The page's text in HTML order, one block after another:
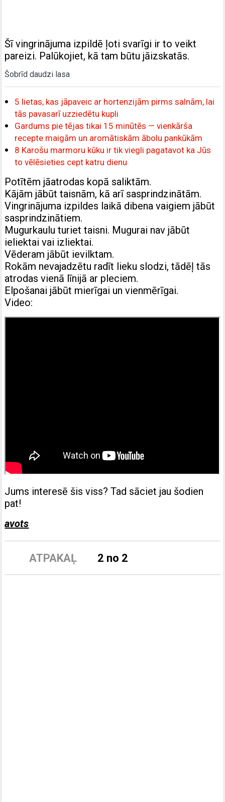
Šī vingrinājuma izpildē ļoti svarīgi ir to veikt
pareizi. Palūkojiet, kā tam būtu jāizskatās.
Šobrīd daudzi lasa
5 lietas, kas jāpaveic ar hortenzijām pirms salnām, lai
tās pavasarī uzziedētu kupli
Gardums pie tējas tikai 15 minūtēs — vienkārša
recepte maigām un aromātiskām ābolu pankūkām
8 Karošu marmoru kūku ir tik viegli pagatavot ka Jūs
to vēlēsieties cept katru dienu
Potītēm jāatrodas kopā saliktām.
Kājām jābūt taisnām, kā arī sasprindzinātām.
Vingrinājuma izpildes laikā dibena vaigiem jābūt
sasprindzinātiem.
Mugurkaulu turiet taisni. Mugurai nav jābūt
ieliektai vai izliektai.
Vēderam jābūt ievilktam.
Rokām nevajadzētu radīt lieku slodzi, tādēļ tās
atrodas vienā līnijā ar pleciem.
Elpošanai jābūt mierīgai un vienmērīgai.
Video:
Jums interesē šis viss? Tad sāciet jau šodien
pat!
avots
ATPAKAĻ 2 no 2